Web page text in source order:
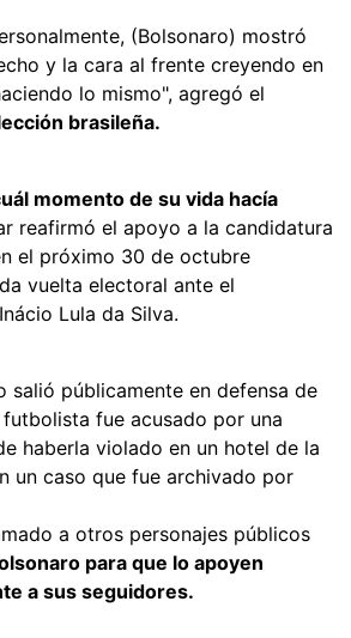
(Bolsonaro) mostró
y la cara al frente creyendo en
lo mismo", agregó el
brasileña.
momento de su vida hacía
reafirmó el apoyo a la candidatura
el próximo 30 de octubre
vuelta electoral ante el
Lula da Silva.
salió públicamente en defensa de
fue acusado por una
haberla violado en un hotel de la
un caso que fue archivado por
a otros personajes públicos
para que lo apoyen
a sus seguidores.